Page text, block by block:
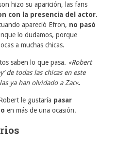
hizo su aparición, las fans
con la presencia del actor.
apareció Efron, no pasó
lo dudamos, porque
a muchas chicas.
saben lo que pasa. «Robert
de todas las chicas en este
ya han olvidado a Zac«.
le gustaría pasar
en más de una ocasión.